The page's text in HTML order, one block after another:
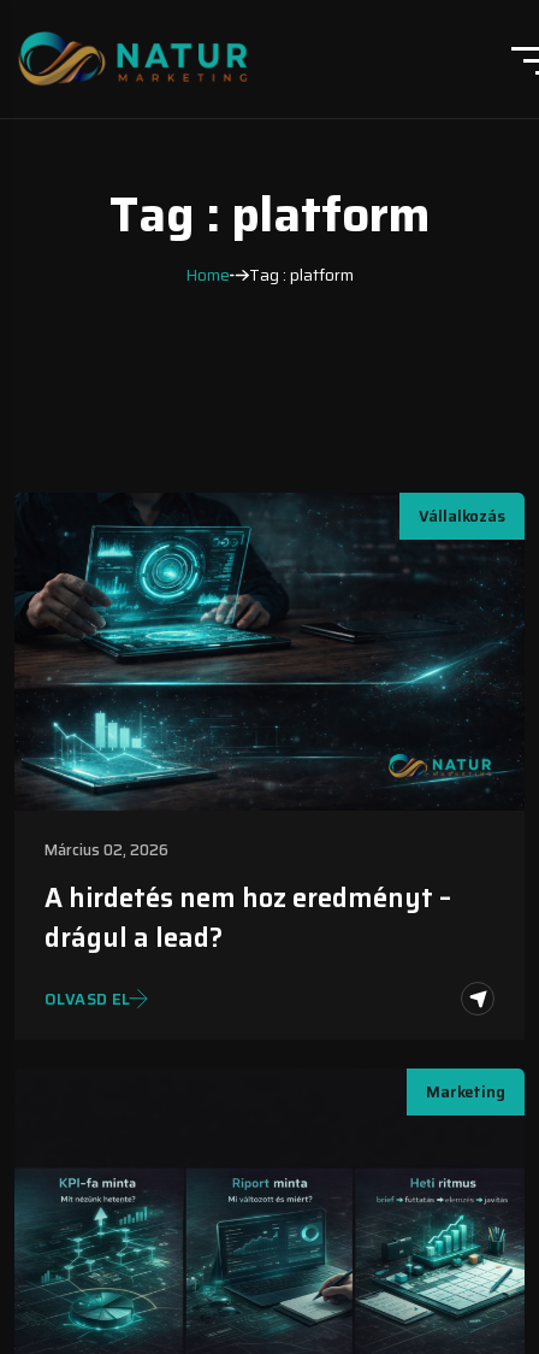
Tag : platform
Home Tag : platform
Vállalkozás
Március 02, 2026
A hirdetés nem hoz eredményt –
drágul a lead?
OLVASD EL
Marketing